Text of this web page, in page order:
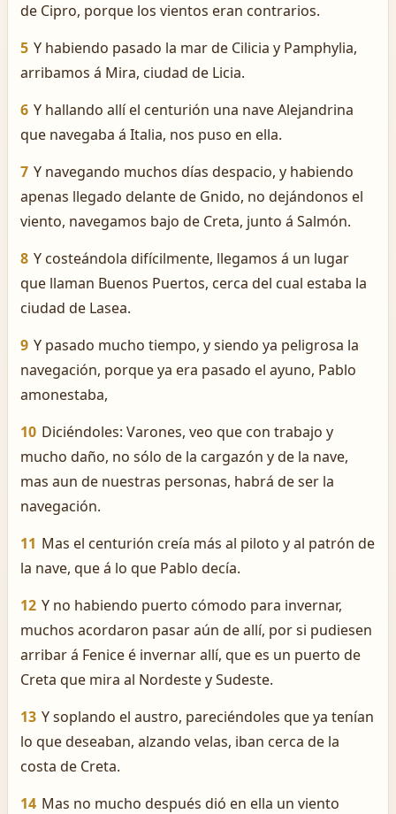
de Cipro, porque los vientos eran contrarios.
5 Y habiendo pasado la mar de Cilicia y Pamphylia,
arribamos á Mira, ciudad de Licia.
6 Y hallando allí el centurión una nave Alejandrina
que navegaba á Italia, nos puso en ella.
7 Y navegando muchos días despacio, y habiendo
apenas llegado delante de Gnido, no dejándonos el
viento, navegamos bajo de Creta, junto á Salmón.
8 Y costeándola difícilmente, llegamos á un lugar
que llaman Buenos Puertos, cerca del cual estaba la
ciudad de Lasea.
9 Y pasado mucho tiempo, y siendo ya peligrosa la
navegación, porque ya era pasado el ayuno, Pablo
amonestaba,
10 Diciéndoles: Varones, veo que con trabajo y
mucho daño, no sólo de la cargazón y de la nave,
mas aun de nuestras personas, habrá de ser la
navegación.
11 Mas el centurión creía más al piloto y al patrón de
la nave, que á lo que Pablo decía.
12 Y no habiendo puerto cómodo para invernar,
muchos acordaron pasar aún de allí, por si pudiesen
arribar á Fenice é invernar allí, que es un puerto de
Creta que mira al Nordeste y Sudeste.
13 Y soplando el austro, pareciéndoles que ya tenían
lo que deseaban, alzando velas, iban cerca de la
costa de Creta.
14 Mas no mucho después dió en ella un viento